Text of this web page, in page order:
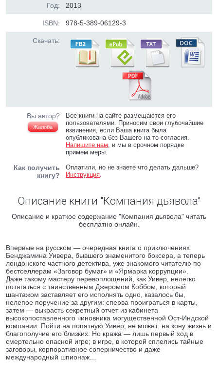
Год: 2013
ISBN: 978-5-389-06129-3
Скачать:
Вы автор?
Жалоба
Все книги на сайте размещаются его
пользователями. Приносим свои глубочайшие
извинения, если Ваша книга была
опубликована без Вашего на то согласия.
Напишите нам, и мы в срочном порядке
примем меры.
Как получить
книгу?
Оплатили, но не знаете что делать дальше?
Инструкция.
Описание книги "Компания дьявола"
Описание и краткое содержание "Компания дьявола" читать
бесплатно онлайн.
Впервые на русском — очередная книга о приключениях
Бенджамина Уивера, бывшего знаменитого боксера, а теперь
лондонского частного детектива, уже знакомого читателю по
бестселлерам «Заговор бумаг» и «Ярмарка коррупции».
Даже такому мастеру перевоплощений, как Уивер, нелегко
потягаться с таинственным Джеромом Коббом, который
шантажом заставляет его исполнять одно, казалось бы,
нелепое поручение за другим: сперва проиграться в карты,
затем — выкрасть секретный отчет из кабинета
высокопоставленного чиновника могущественной Ост-Индской
компании. Пойти на попятную Уивер, не может: на кону жизнь и
благополучие его близких. Но кража — лишь первый ход в
смертельно опасной игре; в игре, в которой сплелись тайные
заговоры, корпоративное соперничество и даже
международный шпионаж…